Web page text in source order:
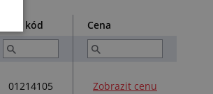
Obj. kód Cena
01214105 Zobrazit cenu